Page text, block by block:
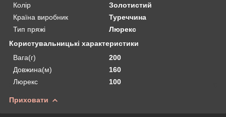
Колір
Золотистий
Країна виробник
Туреччина
Тип пряжі
Люрекс
Користувальницькі характеристики
Вага(г)
200
Довжина(м)
160
Люрекс
100
Приховати